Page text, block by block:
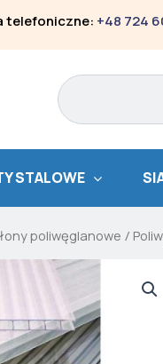
telefoniczne: +48 724
Search
STALOWE
poliwęglanowe /